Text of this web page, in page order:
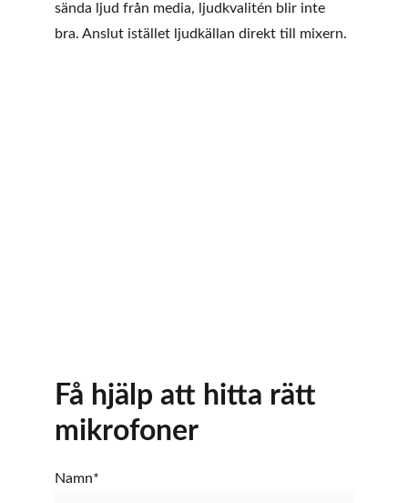
sända ljud från media, ljudkvalitén blir inte
bra. Anslut istället ljudkällan direkt till mixern.
Namn*
Få hjälp att hitta rätt
mikrofoner